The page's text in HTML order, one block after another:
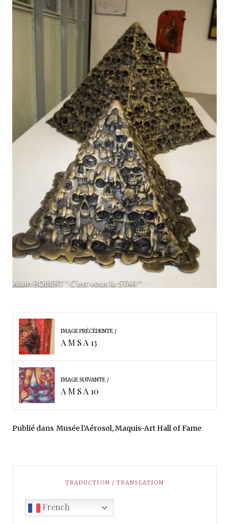
IMAGE PRÉCÉDENTE
A M S A 13
IMAGE SUIVANTE
A M S A 10
Publié dans Musée l’Aérosol, Maquis-Art Hall of Fame
TRADUCTION / TRANSLATION
French